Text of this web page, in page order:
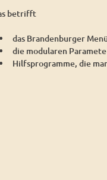
betrifft
das Brandenburger
die modularen
Hilfsprogramme, die